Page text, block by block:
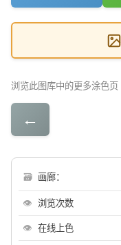
浏览此图库中的更多涂色页
←
🗃 画廊：
👁 浏览次数
👁 在线上色